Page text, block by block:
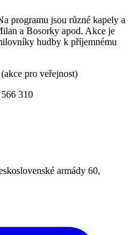
programu jsou různé kapely a
a Bosorky apod. Akce je
hudby k příjemnému
pro veřejnost)
310
armády 60,